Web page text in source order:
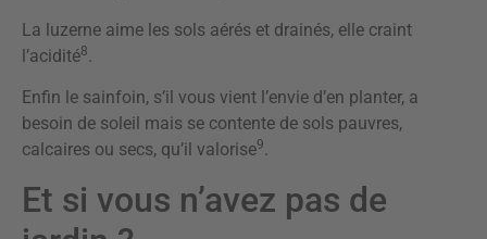
La luzerne aime les sols aérés et drainés, elle craint
l’acidité8.
Enfin le sainfoin, s’il vous vient l’envie d’en planter, a
besoin de soleil mais se contente de sols pauvres,
calcaires ou secs, qu’il valorise9.
Et si vous n’avez pas de